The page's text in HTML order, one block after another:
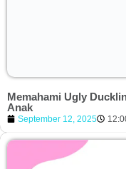
Memahami Ugly
Anak
September 12, 2025